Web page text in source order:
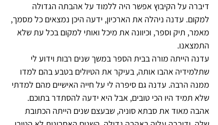
דיברה על הקיבוץ אפשר היה ללמוד על אהבתה הגדולה
למקום. עדנה ניהלה את הארכיון, ידעה היכן נמצאים כל מסמך,
מאמר, תיק וספר, וכיוונה את מיכל ואותי למקום בכל עת שלא
התמצאנו.
עדנה הייתה מורה בבית הספר במשך שנים רבות וידוע לי
שתלמידיה אהבו אותה, בעיקר את הטיולים בטבע בהם למדו
ממנה הרבה. עדנה גם סיפרה לי על חייה האישיים מהם למדתי
שלא תמיד היו הכי טובים, אבל היא ידעה להסתדר בתוכם.
אהבה מאוד את סבתא סוניה, שבעצם שנים הייתה הכתובת